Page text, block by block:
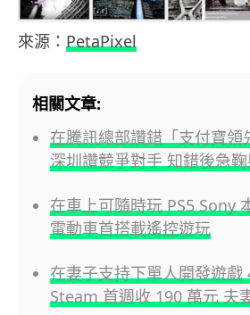
來源： PetaPixel
相關文章:
在騰訊總部讚錯「支付寶領
深圳讚競爭對手 知錯後急
在車上可隨時玩 PS5 Sony
電動車首搭載遙控遊玩
在妻子支持下單人開發遊戲
Steam 首週收 190 萬元 夫